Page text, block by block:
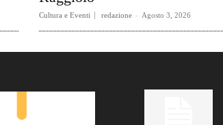
Cultura e Eventi redazione - Agosto 3, 2026